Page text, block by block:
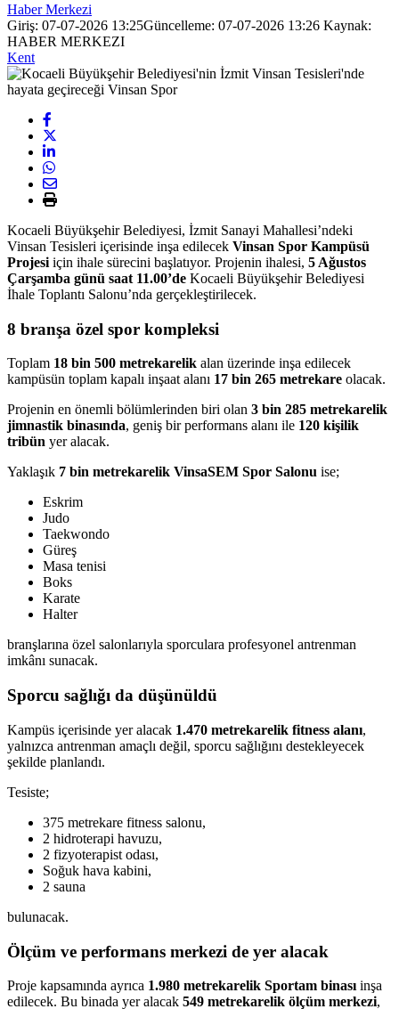
Haber Merkezi
Giriş: 07-07-2026 13:25Güncelleme: 07-07-2026 13:26 Kaynak:
HABER MERKEZI
Kent
Kocaeli Büyükşehir Belediyesi, İzmit Sanayi Mahallesi’ndeki
Vinsan Tesisleri içerisinde inşa edilecek Vinsan Spor Kampüsü
Projesi için ihale sürecini başlatıyor. Projenin ihalesi, 5 Ağustos
Çarşamba günü saat 11.00’de Kocaeli Büyükşehir Belediyesi
İhale Toplantı Salonu’nda gerçekleştirilecek.
8 branşa özel spor kompleksi
Toplam 18 bin 500 metrekarelik alan üzerinde inşa edilecek
kampüsün toplam kapalı inşaat alanı 17 bin 265 metrekare olacak.
Projenin en önemli bölümlerinden biri olan 3 bin 285 metrekarelik
jimnastik binasında, geniş bir performans alanı ile 120 kişilik
tribün yer alacak.
Yaklaşık 7 bin metrekarelik VinsaSEM Spor Salonu ise;
Eskrim
Judo
Taekwondo
Güreş
Masa tenisi
Boks
Karate
Halter
branşlarına özel salonlarıyla sporculara profesyonel antrenman
imkânı sunacak.
Sporcu sağlığı da düşünüldü
Kampüs içerisinde yer alacak 1.470 metrekarelik fitness alanı,
yalnızca antrenman amaçlı değil, sporcu sağlığını destekleyecek
şekilde planlandı.
Tesiste;
375 metrekare fitness salonu,
2 hidroterapi havuzu,
2 fizyoterapist odası,
Soğuk hava kabini,
2 sauna
bulunacak.
Ölçüm ve performans merkezi de yer alacak
Proje kapsamında ayrıca 1.980 metrekarelik Sportam binası inşa
edilecek. Bu binada yer alacak 549 metrekarelik ölçüm merkezi,